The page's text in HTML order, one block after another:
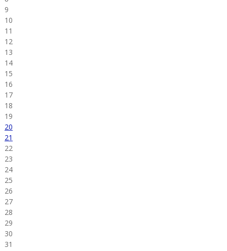
9
10
11
12
13
14
15
16
17
18
19
20
21
22
23
24
25
26
27
28
29
30
31